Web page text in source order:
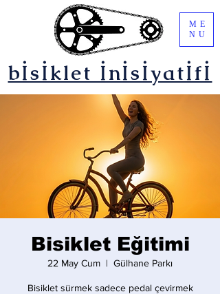
bİsİklet İnİsİyatİfİ
ME
NU
Bisiklet Eğitimi
22 May Cum
  |
Gülhane Parkı
Bisiklet sürmek sadece pedal çevirmek